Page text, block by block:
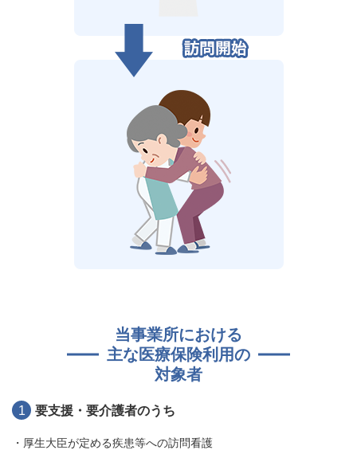
当事業所における
主な医療保険利用の
対象者
1 要支援・要介護者のうち
・厚生大臣が定める疾患等への訪問看護